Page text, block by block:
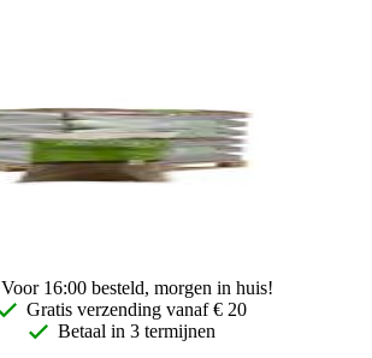
Voor 16:00 besteld, morgen in huis!
Gratis verzending vanaf € 20
Betaal in 3 termijnen